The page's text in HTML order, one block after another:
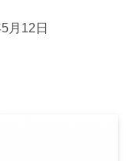
月12日